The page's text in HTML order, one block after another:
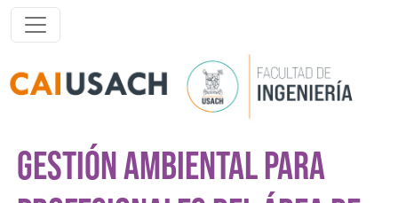
Pasar al contenido principal
GESTIÓN AMBIENTAL PARA